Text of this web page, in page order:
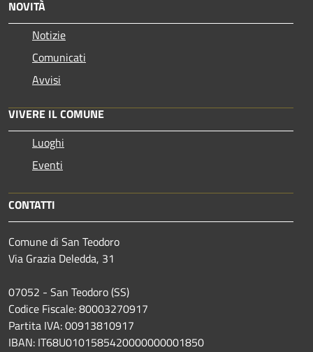
NOVITÀ
Notizie
Comunicati
Avvisi
VIVERE IL COMUNE
Luoghi
Eventi
CONTATTI
Comune di San Teodoro
Via Grazia Deledda, 31
07052 - San Teodoro (SS)
Codice Fiscale: 80003270917
Partita IVA: 00913810917
IBAN: IT68U0101585420000000001850